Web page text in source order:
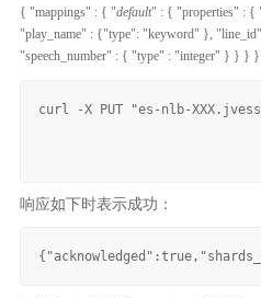
{ "mappings" : { "default" : { "properties" : {
"play_name" : {"type": "keyword" },
"speech_number" : { "type" : "integer" } } }
curl -X PUT "es-nlb-
响应如下时表示成功：